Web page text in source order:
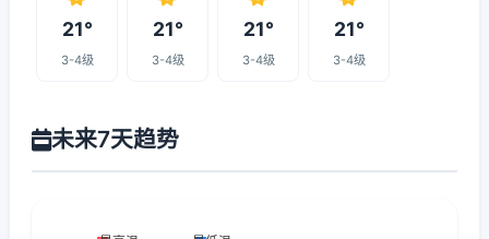
21°
3-4级
21°
3-4级
21°
3-4级
21°
3-4级
未来7天趋势